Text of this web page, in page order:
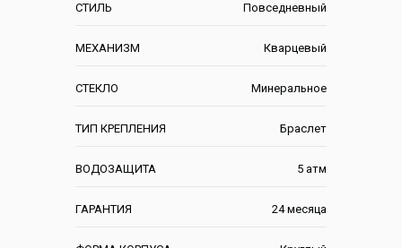
СТИЛЬ Повседневный
МЕХАНИЗМ Кварцевый
СТЕКЛО Минеральное
ТИП КРЕПЛЕНИЯ Браслет
ВОДОЗАЩИТА 5 атм
ГАРАНТИЯ 24 месяца